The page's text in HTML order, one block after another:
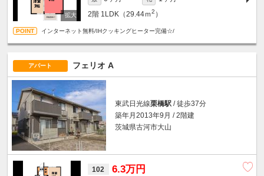
2階 1LDK（29.44ｍ2 ）
インターネット無料/IHクッキングヒーター完備☆/
アパート フェリオ A
東武日光線栗橋駅 / 徒歩37分
築年月2013年9月 / 2階建
茨城県古河市大山
102 6.3万円